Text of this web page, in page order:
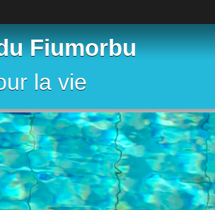
Fiumorbu
la vie